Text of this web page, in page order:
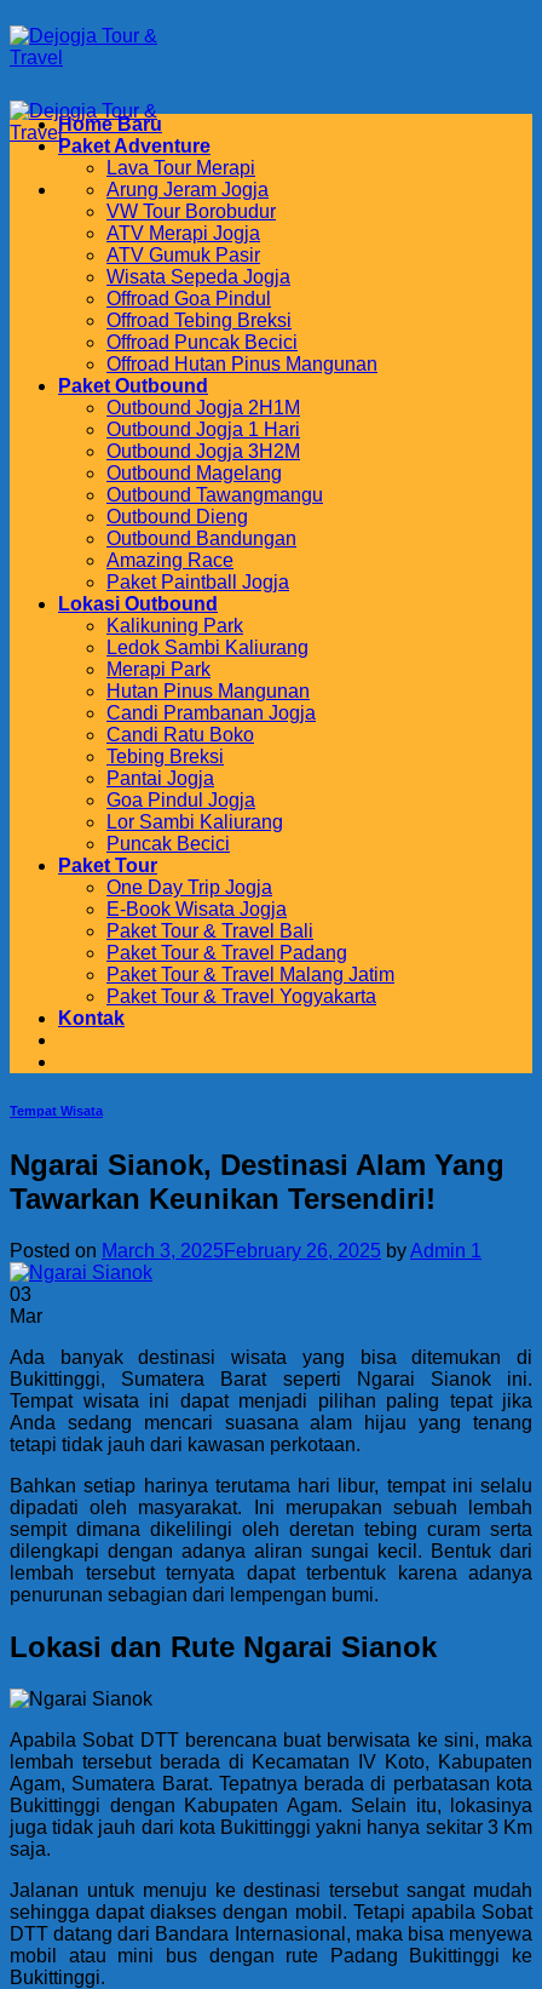
to
content
Home Baru
Paket Adventure
Lava Tour Merapi
Arung Jeram Jogja
VW Tour Borobudur
ATV Merapi Jogja
ATV Gumuk Pasir
Wisata Sepeda Jogja
Offroad Goa Pindul
Offroad Tebing Breksi
Offroad Puncak Becici
Offroad Hutan Pinus Mangunan
Paket Outbound
Outbound Jogja 2H1M
Outbound Jogja 1 Hari
Outbound Jogja 3H2M
Outbound Magelang
Outbound Tawangmangu
Outbound Dieng
Outbound Bandungan
Amazing Race
Paket Paintball Jogja
Lokasi Outbound
Kalikuning Park
Ledok Sambi Kaliurang
Merapi Park
Hutan Pinus Mangunan
Candi Prambanan Jogja
Candi Ratu Boko
Tebing Breksi
Pantai Jogja
Goa Pindul Jogja
Lor Sambi Kaliurang
Puncak Becici
Paket Tour
One Day Trip Jogja
E-Book Wisata Jogja
Paket Tour & Travel Bali
Paket Tour & Travel Padang
Paket Tour & Travel Malang Jatim
Paket Tour & Travel Yogyakarta
Kontak
Tempat Wisata
Ngarai Sianok, Destinasi Alam Yang
Tawarkan Keunikan Tersendiri!
Posted on March 3, 2025 February 26, 2025 byAdmin 1
03
Mar
Ada banyak destinasi wisata yang bisa ditemukan di
Bukittinggi, Sumatera Barat seperti Ngarai Sianok ini.
Tempat wisata ini dapat menjadi pilihan paling tepat jika
Anda sedang mencari suasana alam hijau yang tenang
tetapi tidak jauh dari kawasan perkotaan.
Bahkan setiap harinya terutama hari libur, tempat ini selalu
dipadati oleh masyarakat. Ini merupakan sebuah lembah
sempit dimana dikelilingi oleh deretan tebing curam serta
dilengkapi dengan adanya aliran sungai kecil. Bentuk dari
lembah tersebut ternyata dapat terbentuk karena adanya
penurunan sebagian dari lempengan bumi.
Lokasi dan Rute Ngarai Sianok
Apabila Sobat DTT berencana buat berwisata ke sini, maka
lembah tersebut berada di Kecamatan IV Koto, Kabupaten
Agam, Sumatera Barat. Tepatnya berada di perbatasan kota
Bukittinggi dengan Kabupaten Agam. Selain itu, lokasinya
juga tidak jauh dari kota Bukittinggi yakni hanya sekitar 3 Km
saja.
Jalanan untuk menuju ke destinasi tersebut sangat mudah
sehingga dapat diakses dengan mobil. Tetapi apabila Sobat
DTT datang dari Bandara Internasional, maka bisa menyewa
mobil atau mini bus dengan rute Padang Bukittinggi ke
Bukittinggi.